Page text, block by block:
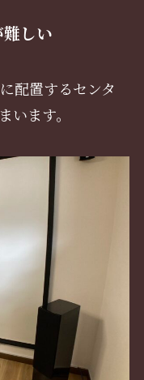
しい
配置するセンタ
います。